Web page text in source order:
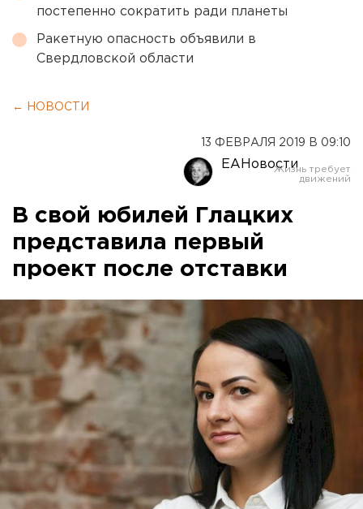
постепенно сократить ради планеты
Ракетную опасность объявили в
Свердловской области
← НОВОСТИ
13 ФЕВРАЛЯ 2019 В 09:10
ЕАНовости
В свой юбилей Глацких
представила первый
проект после отставки